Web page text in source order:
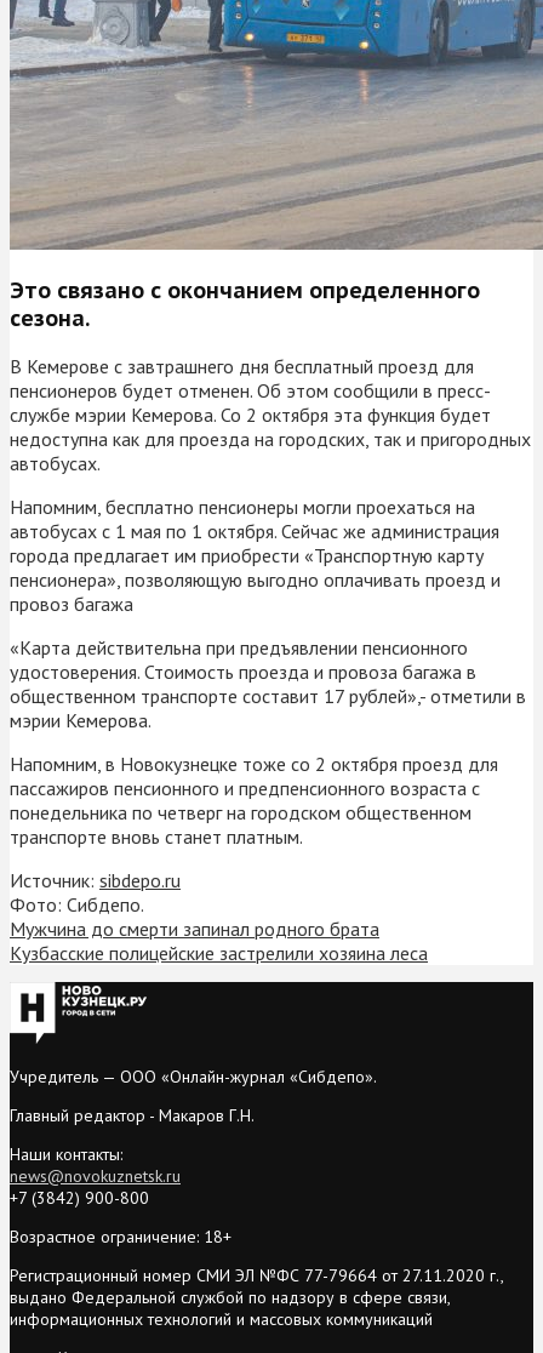
Это связано с окончанием определенного
сезона.
В Кемерове с завтрашнего дня бесплатный проезд для
пенсионеров будет отменен. Об этом сообщили в пресс-
службе мэрии Кемерова. Со 2 октября эта функция будет
недоступна как для проезда на городских, так и пригородных
автобусах.
Напомним, бесплатно пенсионеры могли проехаться на
автобусах с 1 мая по 1 октября. Сейчас же администрация
города предлагает им приобрести «Транспортную карту
пенсионера», позволяющую выгодно оплачивать проезд и
провоз багажа
«Карта действительна при предъявлении пенсионного
удостоверения. Стоимость проезда и провоза багажа в
общественном транспорте составит 17 рублей»,- отметили в
мэрии Кемерова.
Напомним, в Новокузнецке тоже со 2 октября проезд для
пассажиров пенсионного и предпенсионного возраста с
понедельника по четверг на городском общественном
транспорте вновь станет платным.
Источник: sibdepo.ru
Фото: Сибдепо.
Мужчина до смерти запинал родного брата
Кузбасские полицейские застрелили хозяина леса
Учредитель — ООО «Онлайн-журнал «Сибдепо».
Главный редактор - Макаров Г.Н.
Наши контакты:
news@novokuznetsk.ru
+7 (3842) 900-800
Возрастное ограничение: 18+
Регистрационный номер СМИ ЭЛ №ФС 77-79664 от 27.11.2020 г.,
выдано Федеральной службой по надзору в сфере связи,
информационных технологий и массовых коммуникаций